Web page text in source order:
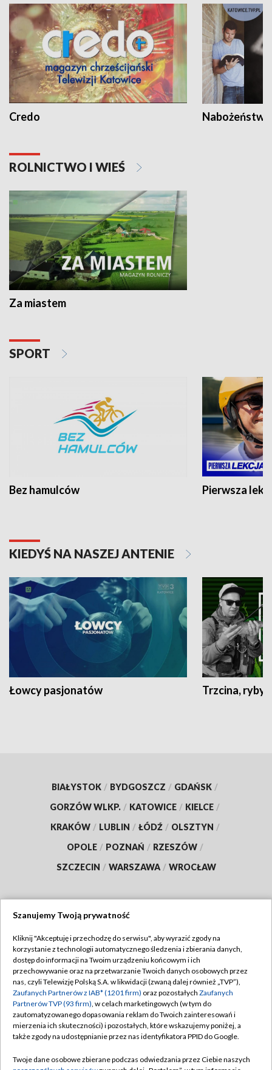
Credo
ROLNICTWO I WIEŚ
Za miastem
SPORT
Bez hamulców Pierwsza
KIEDYŚ NA NASZEJ ANTENIE
Łowcy pasjonatów Trzcina, ryby
BIAŁYSTOK / BYDGOSZCZ / GDAŃSK /
GORZÓW WLKP. / KATOWICE / KIELCE /
KRAKÓW / LUBLIN / ŁÓDŹ / OLSZTYN /
OPOLE / POZNAŃ / RZESZÓW /
SZCZECIN / WARSZAWA / WROCŁAW
TVP
Abonament TVP
Emisja w TVP
Centrum informacji TVP
Naziemna Telewizja Cyfrowa
Regulamin TVP
Polityka prywatności
Moje zgody
Pomoc
Szanujemy Twoją prywatność
Kliknij "Akceptuję i przechodzę do serwisu", aby wyrazić zgody na
korzystanie z technologii automatycznego śledzenia i zbierania danych,
dostęp do informacji na Twoim urządzeniu końcowym i ich
przechowywanie oraz na przetwarzanie Twoich danych osobowych przez
nas, czyli Telewizję Polską S.A. w likwidacji (zwaną dalej również „TVP”),
Zaufanych Partnerów z IAB* (1201 firm) oraz pozostałych Zaufanych
Partnerów TVP (93 firm), w celach marketingowych (w tym do
zautomatyzowanego dopasowania reklam do Twoich zainteresowań i
mierzenia ich skuteczności) i pozostałych, które wskazujemy poniżej, a
także zgody na udostępnianie przez nas identyfikatora PPID do Google.
Twoje dane osobowe zbierane podczas odwiedzania przez Ciebie naszych